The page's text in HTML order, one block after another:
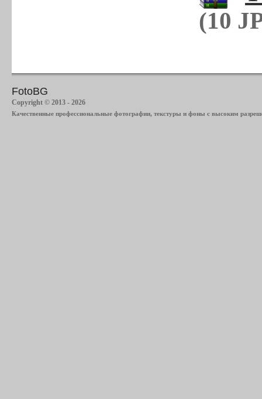
(10
FotoBG
Copyright © 2013 - 2026
Качественные профессиональные фотографии, текстуры и фоны с высоким